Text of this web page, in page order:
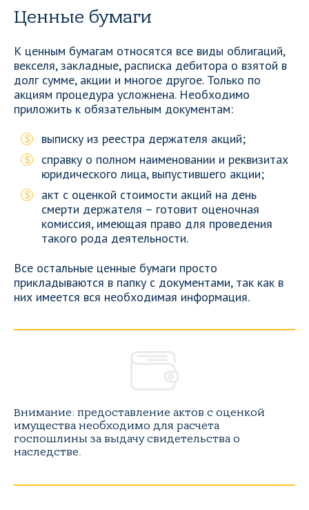
Ценные бумаги
К ценным бумагам относятся все виды облигаций,
векселя, закладные, расписка дебитора о взятой в
долг сумме, акции и многое другое. Только по
акциям процедура усложнена. Необходимо
приложить к обязательным документам:
выписку из реестра держателя акций;
справку о полном наименовании и реквизитах
юридического лица, выпустившего акции;
акт с оценкой стоимости акций на день
смерти держателя – готовит оценочная
комиссия, имеющая право для проведения
такого рода деятельности.
Все остальные ценные бумаги просто
прикладываются в папку с документами, так как в
них имеется вся необходимая информация.
Внимание: предоставление актов с оценкой
имущества необходимо для расчета
госпошлины за выдачу свидетельства о
наследстве.